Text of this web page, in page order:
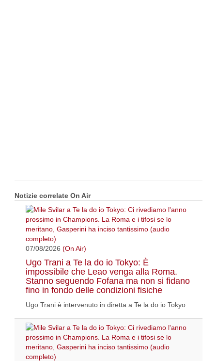
Notizie correlate On Air
07/08/2026 (On Air)
Ugo Trani a Te la do io Tokyo: È
impossibile che Leao venga alla Roma.
Stanno seguendo Fofana ma non si fidano
fino in fondo delle condizioni fisiche
Ugo Trani è intervenuto in diretta a Te la do io Tokyo